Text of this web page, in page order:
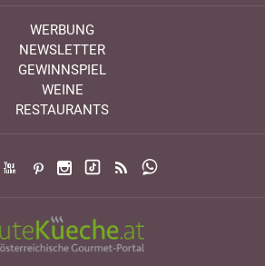
WERBUNG
NEWSLETTER
GEWINNSPIEL
WEINE
RESTAURANTS